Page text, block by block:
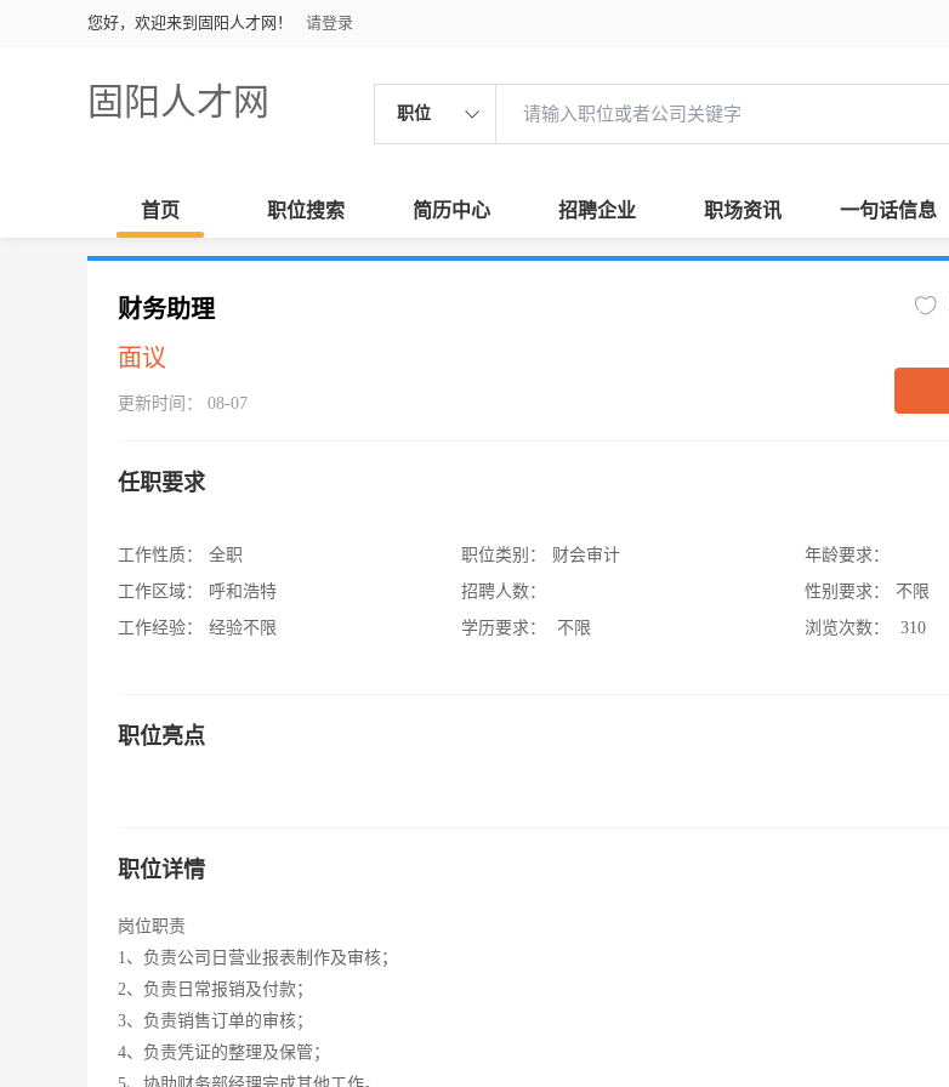
您好，欢迎来到固阳人才网！ 请登录
固阳人才网 职位
首页 职位搜索 简历中心 招聘企业 职场资讯 一句话信息
财务助理
面议
更新时间： 08-07
任职要求
工作性质：
全职
工作区域：
呼和浩特
工作经验：
经验不限
职位类别：
财会审计
招聘人数：
学历要求：
不限
年龄要求：
性别要求：
不限
浏览次数：
310
职位亮点
职位详情
岗位职责
1、负责公司日营业报表制作及审核；
2、负责日常报销及付款；
3、负责销售订单的审核；
4、负责凭证的整理及保管；